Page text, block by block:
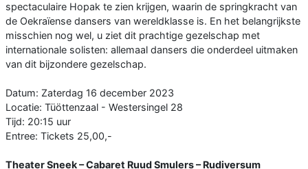
spectaculaire Hopak te zien krijgen, waarin de springkracht van
de Oekraïense dansers van wereldklasse is. En het belangrijkste
misschien nog wel, u ziet dit prachtige gezelschap met
internationale solisten: allemaal dansers die onderdeel uitmaken
van dit bijzondere gezelschap.
Datum: Zaterdag 16 december 2023
Locatie: Tüöttenzaal - Westersingel 28
Tijd: 20:15 uur
Entree: Tickets 25,00,-
Theater Sneek – Cabaret Ruud Smulers – Rudiversum